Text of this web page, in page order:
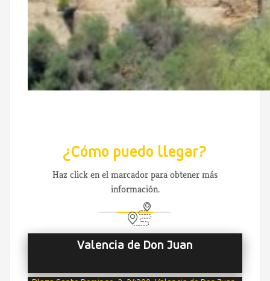
¿Cómo puedo llegar?
Haz click en el marcador para obtener más
información.
Valencia de Don Juan